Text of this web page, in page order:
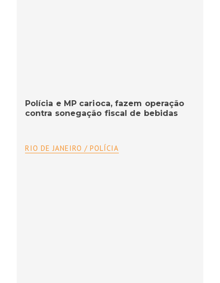
Polícia e MP carioca, fazem operação
contra sonegação fiscal de bebidas
RIO DE JANEIRO / POLÍCIA